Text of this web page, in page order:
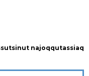
najoqqutassiaq